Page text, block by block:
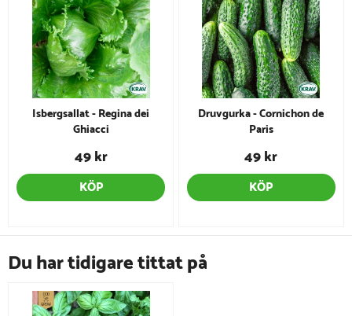
Isbergsallat - Regina dei
Ghiacci
49 kr
KÖP
Druvgurka - Cornichon de
Paris
49 kr
KÖP
Du har tidigare tittat på